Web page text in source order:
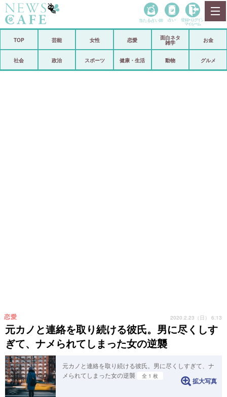
政治
当たる占い師 占い 登録• ログイン
マイルーム
TOP 芸能 女性 恋愛
面白ネタ
雑学
お金
社会 政治 スポーツ 健康・生活 動物 グルメ
元カノと連絡を取り続ける彼氏。男に尽くしす
ぎて、ナメられてしまった女の逆襲
恋愛 2020.2.23（日） 6:13
元カノと連絡を取り続ける彼氏。男に尽くしすぎて、ナ
メられてしまった女の逆襲
全 1 枚
拡大写真